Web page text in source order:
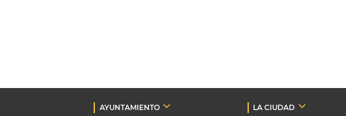
AYUNTAMIENTO LA CIUDAD